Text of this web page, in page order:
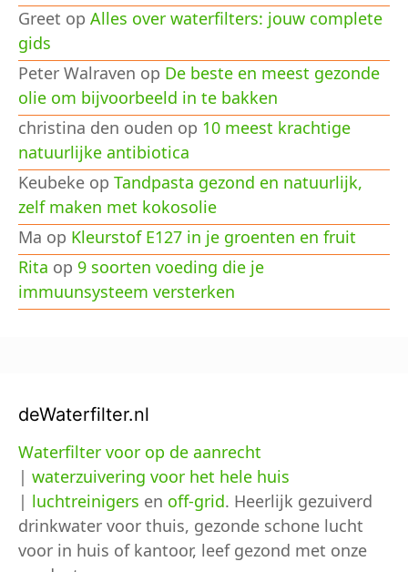
Greet op Alles over waterfilters: jouw complete
gids
Peter Walraven op De beste en meest gezonde
olie om bijvoorbeeld in te bakken
christina den ouden op 10 meest krachtige
natuurlijke antibiotica
Keubeke op Tandpasta gezond en natuurlijk,
zelf maken met kokosolie
Ma op Kleurstof E127 in je groenten en fruit
Rita op 9 soorten voeding die je
immuunsysteem versterken
deWaterfilter.nl
Waterfilter voor op de aanrecht
| waterzuivering voor het hele huis
| luchtreinigers en off-grid. Heerlijk gezuiverd
drinkwater voor thuis, gezonde schone lucht
voor in huis of kantoor, leef gezond met onze
Share This